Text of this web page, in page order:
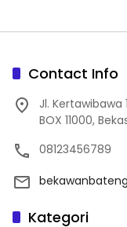
Contact Info
Jl. Kertawibawa
BOX 11000,
08123456789
Kategori